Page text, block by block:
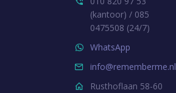
(kantoor) / 085
0475508 (24/7)
WhatsApp
info@rememberme.nl
Rusthoflaan 58-60